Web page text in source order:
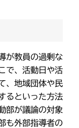
が教員の過剰な
で、活動日や活
、地域団体や民
るといった方法
部が議論の対象
も外部指導者の